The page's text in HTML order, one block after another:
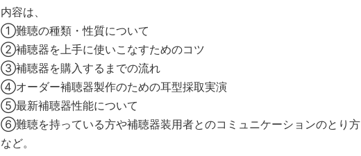
内容は、
①難聴の種類・性質について
②補聴器を上手に使いこなすためのコツ
③補聴器を購入するまでの流れ
④オーダー補聴器製作のための耳型採取実演
⑤最新補聴器性能について
⑥難聴を持っている方や補聴器装用者とのコミュニケーションのとり方
など。